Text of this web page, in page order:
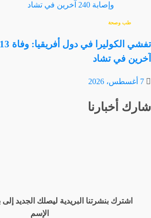
طب وصحة
آخرين في تشاد
7 أغسطس، 2026
شارك أخبارنا
اشترك بنشرتنا البريدية ليصلك الجديد إلى
الإسم